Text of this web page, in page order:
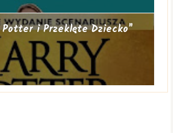
i Przeklęte Dziecko"